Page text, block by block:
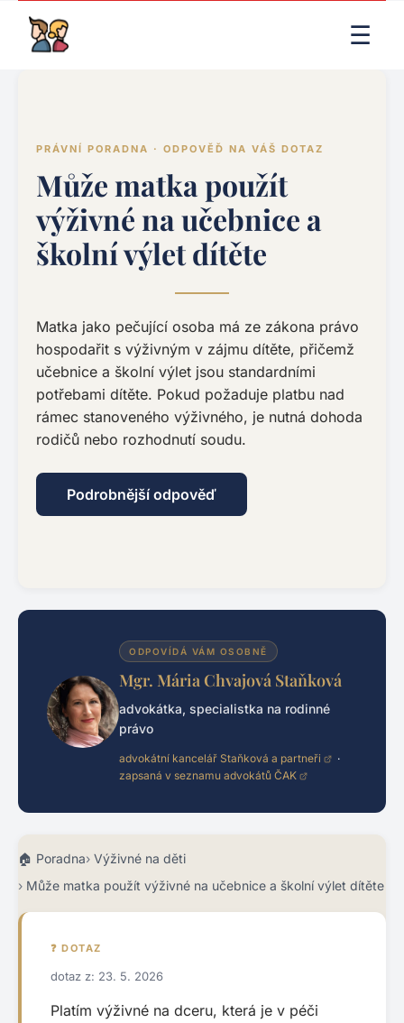
☰
PRÁVNÍ PORADNA · ODPOVĚĎ NA VÁŠ DOTAZ
Může matka použít
výživné na učebnice a
školní výlet dítěte
Matka jako pečující osoba má ze zákona právo
hospodařit s výživným v zájmu dítěte, přičemž
učebnice a školní výlet jsou standardními
potřebami dítěte. Pokud požaduje platbu nad
rámec stanoveného výživného, je nutná dohoda
rodičů nebo rozhodnutí soudu.
Podrobnější odpověď
ODPOVÍDÁ VÁM OSOBNĚ
Mgr. Mária Chvajová Staňková
advokátka, specialistka na rodinné
právo
advokátní kancelář Staňková a partneři
·
zapsaná v seznamu advokátů ČAK
Poradna Výživné na děti
Může matka použít výživné na učebnice a školní výlet dítěte
❓ DOTAZ
dotaz z: 23. 5. 2026
Platím výživné na dceru, která je v péči